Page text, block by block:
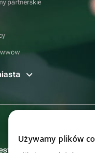
partnerskie
to jeszcze
Używamy plików